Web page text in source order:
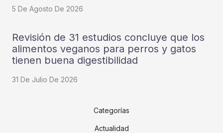
5 De Agosto De 2026
Revisión de 31 estudios concluye que los
alimentos veganos para perros y gatos
tienen buena digestibilidad
31 De Julio De 2026
Categorías
Actualidad